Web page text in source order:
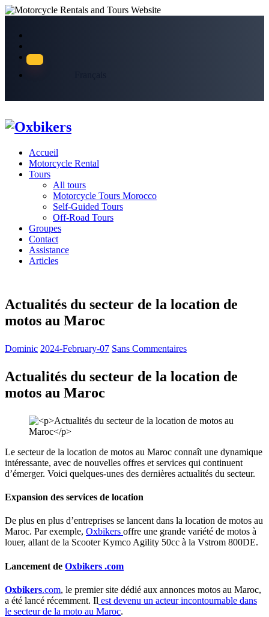
Accueil
Motorcycle Rental
Tours
All tours
Motorcycle Tours Morocco
Self-Guided Tours
Off-Road Tours
Groupes
Contact
Assistance
Articles
Actualités du secteur de la location de
motos au Maroc
Dominic 2024-February-07 Sans Commentaires
Actualités du secteur de la location de
motos au Maroc
Le secteur de la location de motos au Maroc connaît une dynamique
intéressante, avec de nouvelles offres et services qui continuent
d’émerger. Voici quelques-unes des dernières actualités du secteur.
Expansion des services de location
De plus en plus d’entreprises se lancent dans la location de motos au
Maroc. Par exemple, Oxbikers offre une grande variété de motos à
louer, allant de la Scooter Kymco Agility 50cc à la Vstrom 800DE.
Lancement de Oxbikers .com
Oxbikers.com, le premier site dédié aux annonces motos au Maroc,
a été lancé récemment. Il est devenu un acteur incontournable dans
le secteur de la moto au Maroc.